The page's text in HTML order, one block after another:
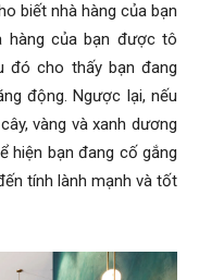
biết nhà hàng của bạn
hàng của bạn được tô
đó cho thấy bạn đang
động. Ngược lại, nếu
vàng và xanh dương
hiện bạn đang cố gắng
tính lành mạnh và tốt